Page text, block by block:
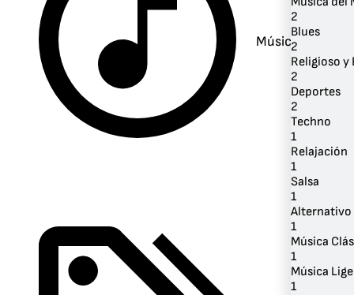
Música
2
Blues
2
Religioso
2
Deportes
2
Techno
1
Relajación
1
Salsa
1
Alternativo
1
Música
1
Música
1